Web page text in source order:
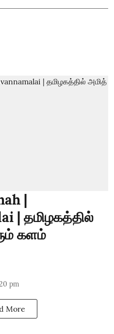
|
| தமிழகத்தில்
களம்
pm
More